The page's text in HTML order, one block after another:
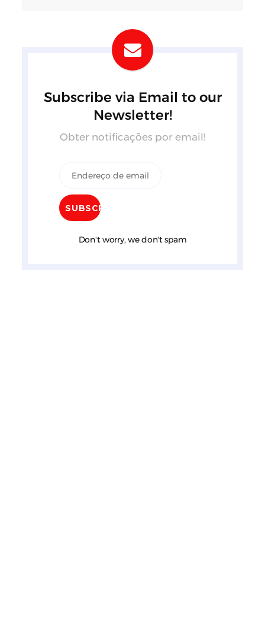
Subscribe via Email to our
Newsletter!
Obter notificações por email!
Don't worry, we don't spam